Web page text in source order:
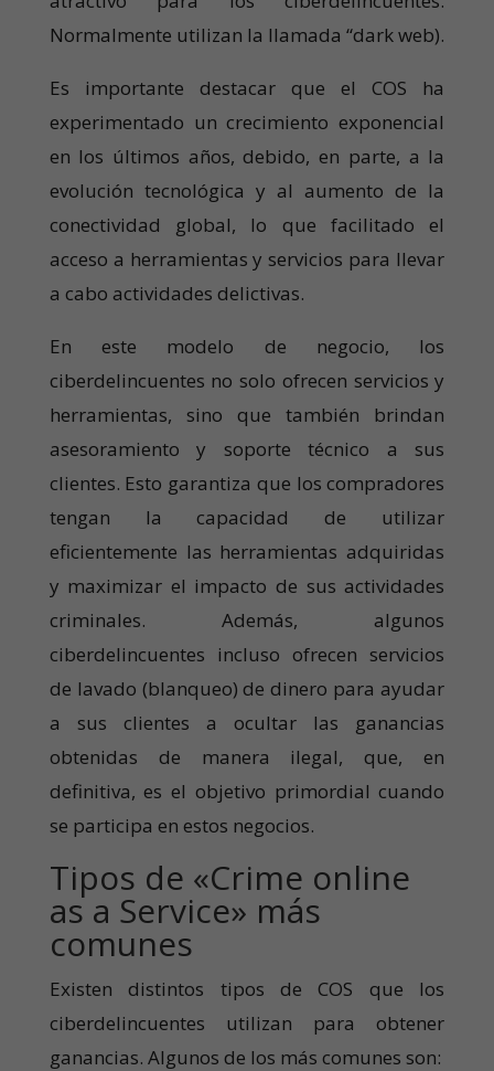
Normalmente utilizan la llamada “dark web).
Es importante destacar que el COS ha
experimentado un crecimiento exponencial
en los últimos años, debido, en parte, a la
evolución tecnológica y al aumento de la
conectividad global, lo que facilitado el
acceso a herramientas y servicios para llevar
a cabo actividades delictivas.
En este modelo de negocio, los
ciberdelincuentes no solo ofrecen servicios y
herramientas, sino que también brindan
asesoramiento y soporte técnico a sus
clientes. Esto garantiza que los compradores
tengan la capacidad de utilizar
eficientemente las herramientas adquiridas
y maximizar el impacto de sus actividades
criminales. Además, algunos
ciberdelincuentes incluso ofrecen servicios
de lavado (blanqueo) de dinero para ayudar
a sus clientes a ocultar las ganancias
obtenidas de manera ilegal, que, en
definitiva, es el objetivo primordial cuando
se participa en estos negocios.
Tipos de «Crime online
as a Service» más
comunes
Existen distintos tipos de COS que los
ciberdelincuentes utilizan para obtener
ganancias. Algunos de los más comunes son: